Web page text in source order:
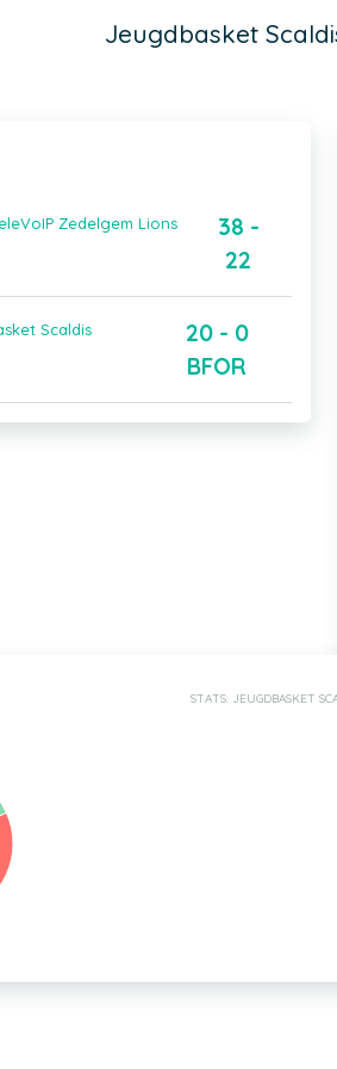
Jeugdbasket
Zedelgem Lions
38 -
22
Scaldis
20 - 0
BFOR
STATS: JEUGDBASKET